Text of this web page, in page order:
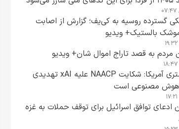
گسترده روسیه به کی‌یف؛ گزارش از اصابت
به قصد تاراج اموال شان+ ویدیو
وزارت دادگستری آمریکا: شکایت NAACP علیه xAI تهدیدی
هوش مصنوعی است
توافق اسرائیل برای توقف حملات به غزه